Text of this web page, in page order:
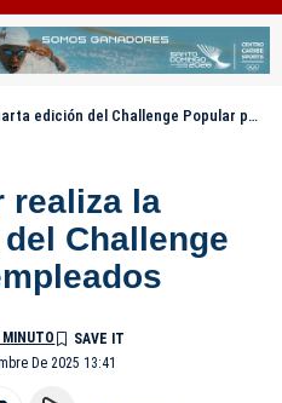
del Challenge Popular para empleados
realiza la
Challenge
De 2025 13:41